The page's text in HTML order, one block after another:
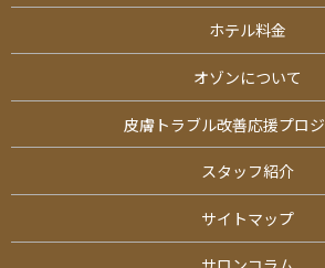
ホテル料金
オゾンについて
皮膚トラブル改善応援プロ
スタッフ紹介
サイトマップ